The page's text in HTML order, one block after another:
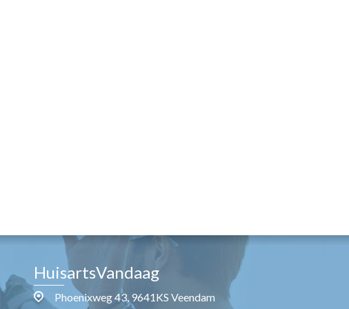
HuisartsVandaag
Phoenixweg 43, 9641KS Veendam